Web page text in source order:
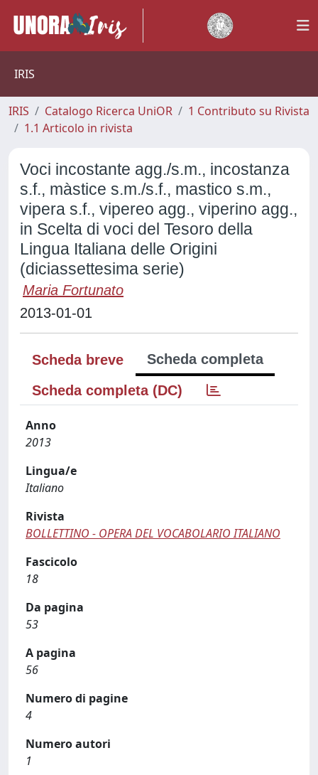
IRIS
IRIS Catalogo Ricerca UniOR
1 Contributo su Rivista
1.1 Articolo in rivista
Voci incostante agg./s.m., incostanza
s.f., màstice s.m./s.f., mastico s.m.,
vipera s.f., vipereo agg., viperino agg.,
in Scelta di voci del Tesoro della
Lingua Italiana delle Origini
(diciassettesima serie)
Maria Fortunato
2013-01-01
Scheda breve
Scheda completa
Scheda completa (DC)
Anno
2013
Lingua/e
Italiano
Rivista
BOLLETTINO - OPERA DEL VOCABOLARIO ITALIANO
Fascicolo
18
Da pagina
53
A pagina
56
Numero di pagine
4
Numero autori
1